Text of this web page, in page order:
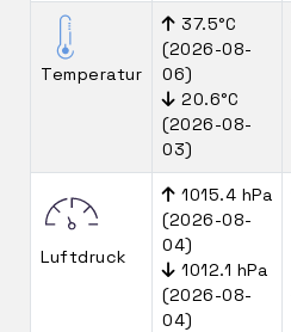
Temperatur
37.5°C
(2026-08-
06)
20.6°C
(2026-08-
03)
Luftdruck
1015.4 hPa
(2026-08-
04)
1012.1 hPa
(2026-08-
04)